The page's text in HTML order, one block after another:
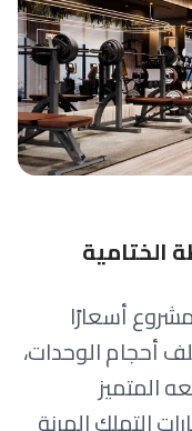
الختامية
أسعارًا
أحجام الوحدات،
المتميز
التملك المرنة